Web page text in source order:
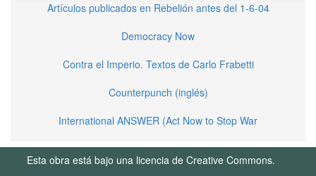
Artículos publicados en Rebelión antes del 1-6-04
Democracy Now
Contra el Imperio. Textos de Carlo Frabetti
Counterpunch (inglés)
International ANSWER (Act Now to Stop War
Esta obra está bajo una licencia de Creative Commons.